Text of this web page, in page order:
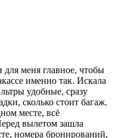
меня главное, чтобы
именно так. Искала
удобные, сразу
сколько стоит багаж.
месте, всё
вылетом зашла
номера бронирований,